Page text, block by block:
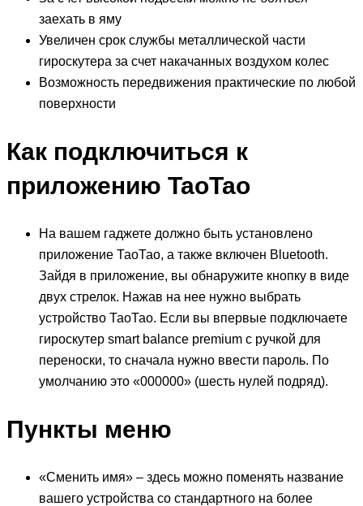
заехать в яму
Увеличен срок службы металлической части
гироскутера за счет накачанных воздухом колес
Возможность передвижения практические по любой
поверхности
Как подключиться к
приложению TaoTao
На вашем гаджете должно быть установлено
приложение ТаоТао, а также включен Bluetooth.
Зайдя в приложение, вы обнаружите кнопку в виде
двух стрелок. Нажав на нее нужно выбрать
устройство ТаоТао. Если вы впервые подключаете
гироскутер smart balance premium с ручкой для
переноски, то сначала нужно ввести пароль. По
умолчанию это «000000» (шесть нулей подряд).
Пункты меню
«Сменить имя» – здесь можно поменять название
вашего устройства со стандартного на более